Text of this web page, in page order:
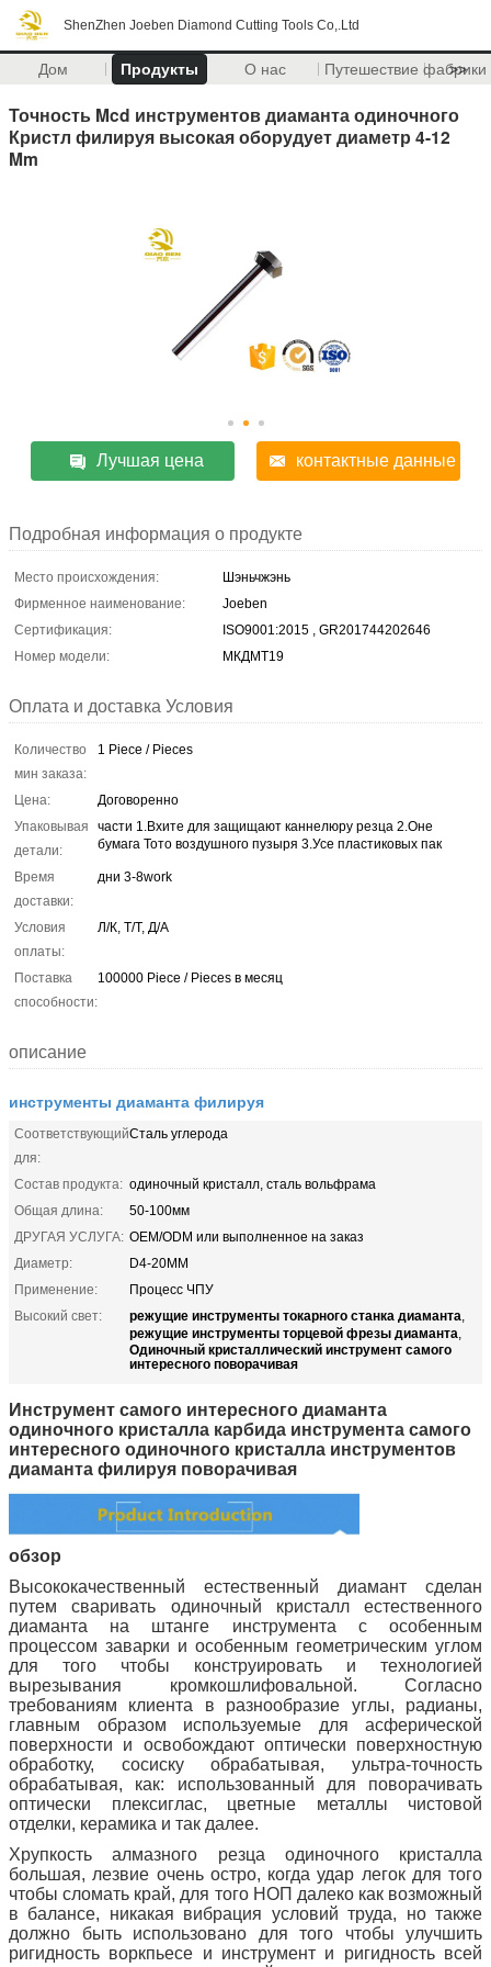
ShenZhen Joeben Diamond Cutting Tools Co,.Ltd
Дом Продукты О нас Путешествие фабрики
>>
Точность Mcd инструментов диаманта одиночного
Кристл филируя высокая оборудует диаметр 4-12
Mm
Лучшая цена контактные данные
Подробная информация о продукте
Место происхождения:
Шэньчжэнь
Фирменное наименование:
Joeben
Сертификация:
ISO9001:2015 , GR201744202646
Номер модели:
МКДМТ19
Оплата и доставка Условия
Количество
мин заказа:
1 Piece / Pieces
Цена:
Договоренно
Упаковывая
детали:
части 1.Вхите для защищают каннелюру резца 2.Оне
бумага Тото воздушного пузыря 3.Усе пластиковых пак
Время
доставки:
дни 3-8work
Условия
оплаты:
Л/К, Т/Т, Д/А
Поставка
способности:
100000 Piece / Pieces в месяц
описание
инструменты диаманта филируя
Соответствующий
для:
Сталь углерода
Состав продукта: одиночный кристалл, сталь вольфрама
Общая длина:
50-100мм
ДРУГАЯ УСЛУГА: OEM/ODM или выполненное на заказ
Диаметр:
D4-20MM
Применение:
Процесс ЧПУ
Высокий свет:
режущие инструменты токарного станка диаманта,
режущие инструменты торцевой фрезы диаманта,
Одиночный кристаллический инструмент самого
интересного поворачивая
Инструмент самого интересного диаманта
одиночного кристалла карбида инструмента самого
интересного одиночного кристалла инструментов
диаманта филируя поворачивая
обзор
Высококачественный естественный диамант сделан
путем сваривать одиночный кристалл естественного
диаманта на штанге инструмента с особенным
процессом заварки и особенным геометрическим углом
для того чтобы конструировать и технологией
вырезывания кромкошлифовальной. Согласно
требованиям клиента в разнообразие углы, радианы,
главным образом используемые для асферической
поверхности и освобождают оптически поверхностную
обработку, сосиску обрабатывая, ультра-точность
обрабатывая, как: использованный для поворачивать
оптически плексиглас, цветные металлы чистовой
отделки, керамика и так далее.
Хрупкость алмазного резца одиночного кристалла
большая, лезвие очень остро, когда удар легок для того
чтобы сломать край, для того НОП далеко как возможный
в балансе, никакая вибрация условий труда, но также
должно быть использовано для того чтобы улучшить
ригидность воркпьесе и инструмент и ригидность всей